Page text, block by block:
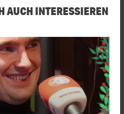
AUCH INTERESSIEREN